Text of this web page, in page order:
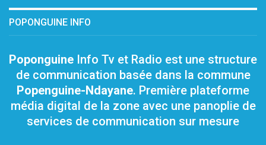
POPONGUINE INFO
Poponguine Info Tv et Radio est une structure
de communication basée dans la commune
Popenguine-Ndayane. Première plateforme
média digital de la zone avec une panoplie de
services de communication sur mesure